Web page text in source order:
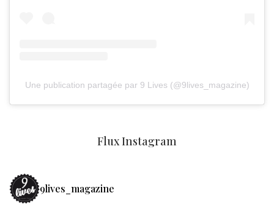
Une publication partagée par 9 Lives (@9lives_magazine)
Flux Instagram
9lives_magazine